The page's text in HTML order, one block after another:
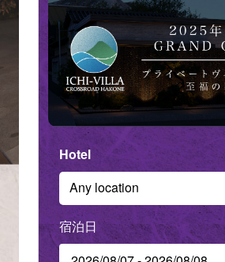
Hotel
Any location
Check in - check out date